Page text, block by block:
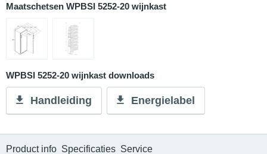
Maatschetsen WPBSI 5252-20 wijnkast
WPBSI 5252-20 wijnkast downloads
Handleiding Energielabel
Product info Specificaties Service